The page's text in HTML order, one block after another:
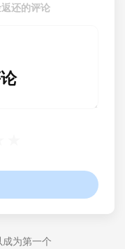
还的评论
为第一个